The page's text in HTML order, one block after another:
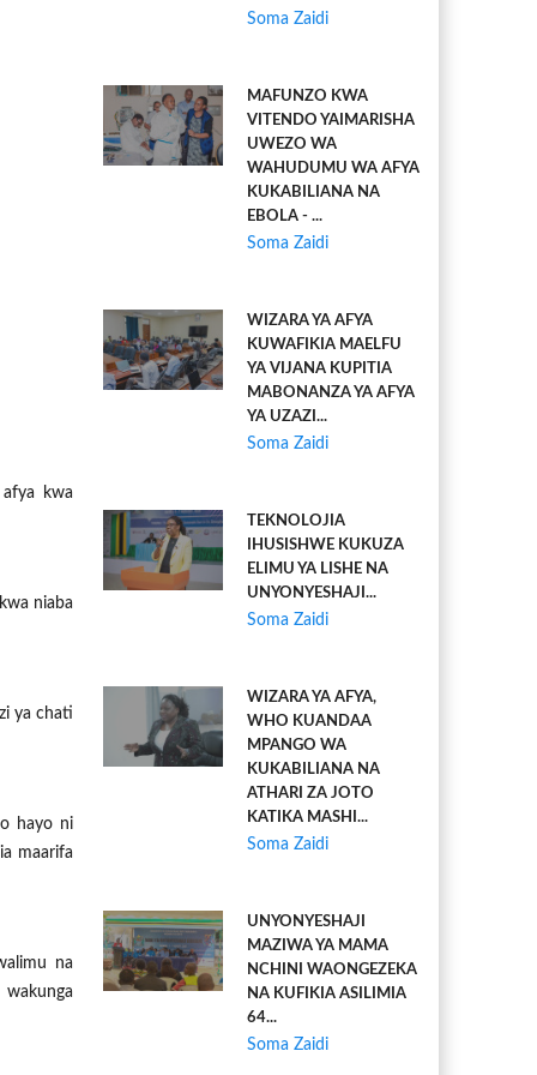
kwa
niaba
ya chati
hayo ni
maarifa
na
Soma Zaidi
MAFUNZO KWA
VITENDO YAIMARISHA
UWEZO WA
WAHUDUMU WA AFYA
KUKABILIANA NA
EBOLA - ...
Soma Zaidi
WIZARA YA AFYA
KUWAFIKIA MAELFU
YA VIJANA KUPITIA
MABONANZA YA AFYA
YA UZAZI...
Soma Zaidi
TEKNOLOJIA
IHUSISHWE KUKUZA
ELIMU YA LISHE NA
UNYONYESHAJI...
Soma Zaidi
WIZARA YA AFYA,
WHO KUANDAA
MPANGO WA
KUKABILIANA NA
ATHARI ZA JOTO
KATIKA MASHI...
Soma Zaidi
UNYONYESHAJI
MAZIWA YA MAMA
NCHINI WAONGEZEKA
NA KUFIKIA ASILIMIA
64...
Soma Zaidi